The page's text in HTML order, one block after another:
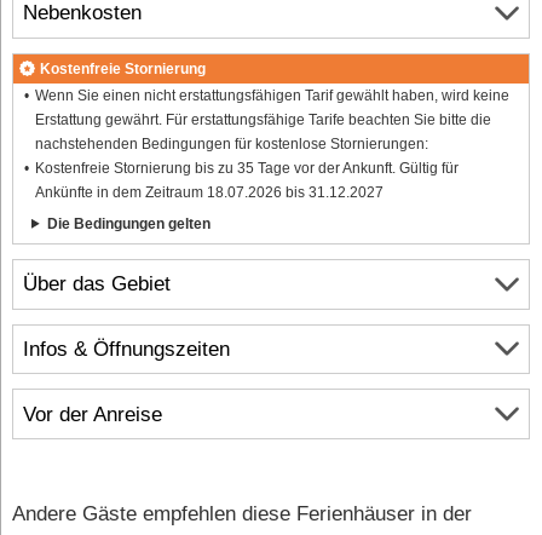
Über das Gebiet
Infos & Öffnungszeiten
Vor der Anreise
Nebenkosten
Kostenfreie Stornierung
Wenn Sie einen nicht erstattungsfähigen Tarif gewählt haben, wird keine
Erstattung gewährt. Für erstattungsfähige Tarife beachten Sie bitte die
nachstehenden Bedingungen für kostenlose Stornierungen:
Kostenfreie Stornierung bis zu 35 Tage vor der Ankunft. Gültig für
Ankünfte in dem Zeitraum 18.07.2026 bis 31.12.2027
Die Bedingungen gelten
Andere Gäste empfehlen diese Ferienhäuser in der